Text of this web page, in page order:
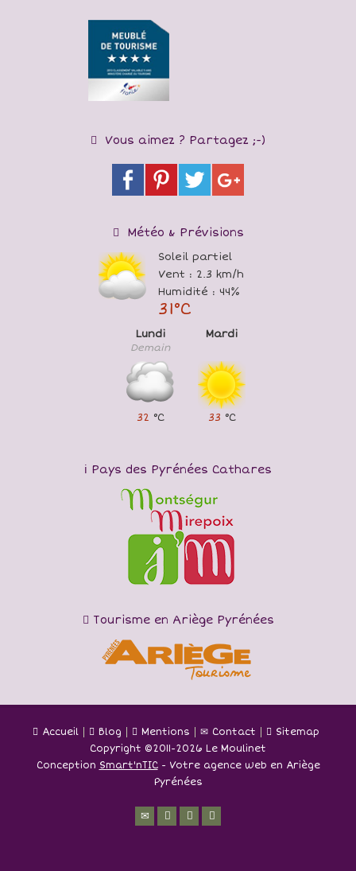
Vous aimez ? Partagez ;-)
Météo & Prévisions
Soleil partiel
Vent : 2.3 km/h
Humidité : 44%
31°C
Lundi
Demain
32 °C
Mardi
33 °C
Pays des Pyrénées Cathares
Tourisme en Ariège Pyrénées
Accueil Blog Mentions Contact
Sitemap
Copyright ©2011-2026 Le Moulinet
Conception Smart'nTIC- Votre agence web en Ariège
Pyrénées